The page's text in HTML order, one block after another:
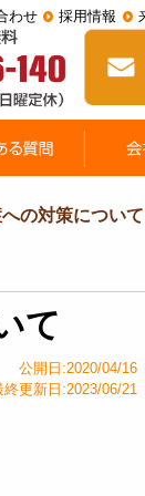
わせ 採用情報
の対策について
て
公開日:2020/04/16
終更新日:2023/06/21